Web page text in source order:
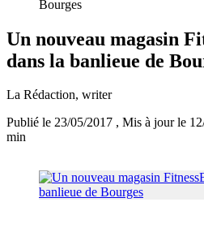
Bourges
Un nouveau magasin
dans la banlieue de
La Rédaction, writer
Publié le 23/05/2017 , Mis à jour le
min